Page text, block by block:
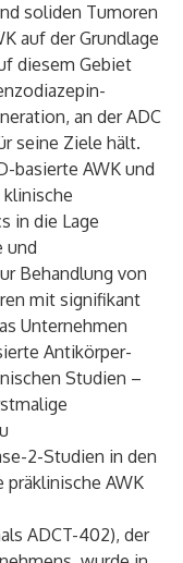
soliden Tumoren
auf der Grundlage
diesem Gebiet
an der ADC
seine Ziele hält.
basierte AWK und
in die Lage
und
Behandlung von
mit signifikant
Unternehmen
Antikörper-
Studien –
2-Studien in den
präklinische AWK
ADCT-402), der